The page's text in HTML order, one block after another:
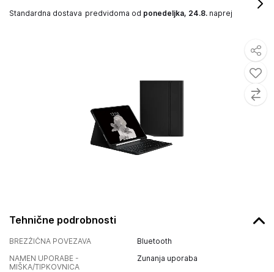
Tehnične podrobnosti
BREZŽIČNA POVEZAVA
Bluetooth
NAMEN UPORABE -
MIŠKA/TIPKOVNICA
Zunanja uporaba
Standardna dostava predvidoma od ponedeljka, 24.8. naprej